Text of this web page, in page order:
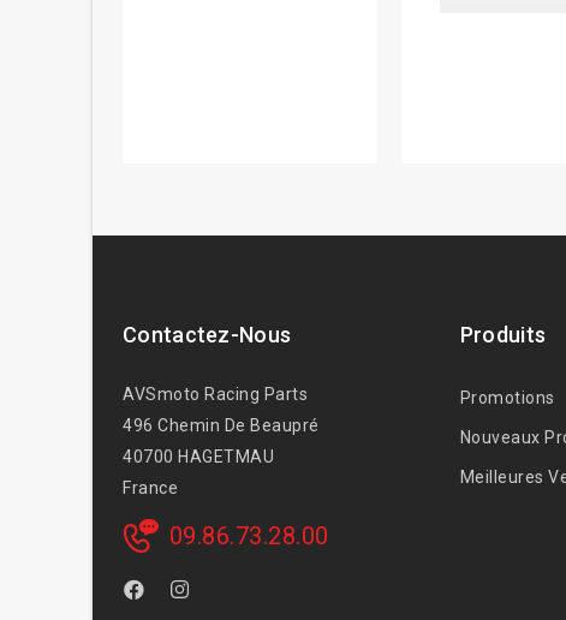
Contactez-Nous
AVSmoto Racing Parts
496 Chemin De Beaupré
40700 HAGETMAU
France
09.86.73.28.00
Produits
Promotions
Nouveaux
Meilleures